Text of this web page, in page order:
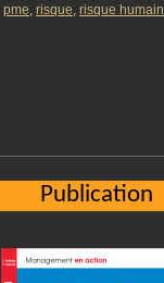
pme risque risque humain
Publication